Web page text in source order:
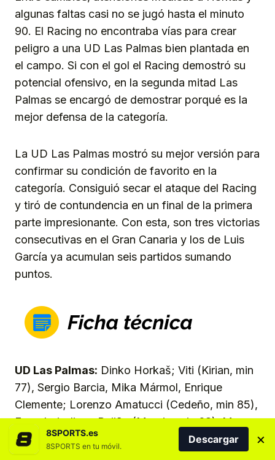
algunas faltas casi no se jugó hasta el minuto
90. El Racing no encontraba vías para crear
peligro a una UD Las Palmas bien plantada en
el campo. Si con el gol el Racing demostró su
potencial ofensivo, en la segunda mitad Las
Palmas se encargó de demostrar porqué es la
mejor defensa de la categoría.
La UD Las Palmas mostró su mejor versión para
confirmar su condición de favorito en la
categoría. Consiguió secar el ataque del Racing
y tiró de contundencia en un final de la primera
parte impresionante. Con esta, son tres victorias
consecutivas en el Gran Canaria y los de Luis
García ya acumulan seis partidos sumando
puntos.
UD Las Palmas: Dinko Horkaš; Viti (Kirian, min
77), Sergio Barcia, Mika Mármol, Enrique
Clemente; Lorenzo Amatucci (Cedeño, min 85),
Enzo Loiodice ; Pejiño (Marvin, min 68), Manu
Fuster (Iván Gil, min 68), Ale García (Jesé, min
85); Miloš Luković (Cristian, min 77).
8SPORTS.es
8SPORTS en tu móvil.
Descargar ×